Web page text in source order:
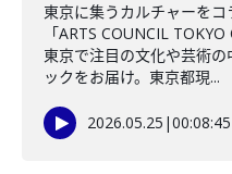
東京に集うカルチャーを
「ARTS COUNCIL
東京で注目の文化や芸術
ックをお届け。東京都現...
2026.05.25 |00:08:45